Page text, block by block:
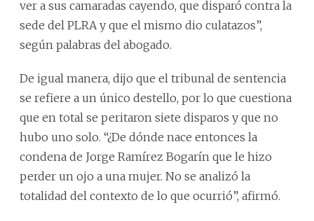
ver a sus camaradas cayendo, que disparó contra la
sede del PLRA y que el mismo dio culatazos”,
según palabras del abogado.
De igual manera, dijo que el tribunal de sentencia
se refiere a un único destello, por lo que cuestiona
que en total se peritaron siete disparos y que no
hubo uno solo. “¿De dónde nace entonces la
condena de Jorge Ramírez Bogarín que le hizo
perder un ojo a una mujer. No se analizó la
totalidad del contexto de lo que ocurrió”, afirmó.